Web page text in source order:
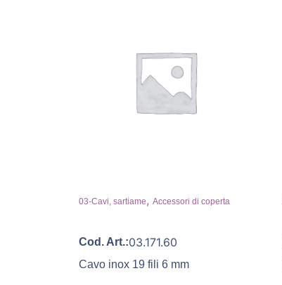
03-Cavi, sartiame, Accessori di coperta
Cod. Art.:03.171.60
Cavo inox 19 fili 6 mm